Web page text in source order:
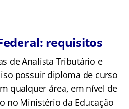
requisitos
de Analista Tributário e
possuir diploma de curso
qualquer área, em nível de
no Ministério da Educação